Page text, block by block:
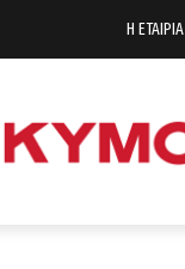
Η ΕΤΑΙΡΙΑ